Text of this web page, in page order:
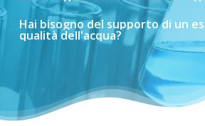
Hai bisognodel supportodi un
qualitàdell'acqua?